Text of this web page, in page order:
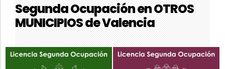
Segunda Ocupación en OTROS
MUNICIPIOS de Valencia